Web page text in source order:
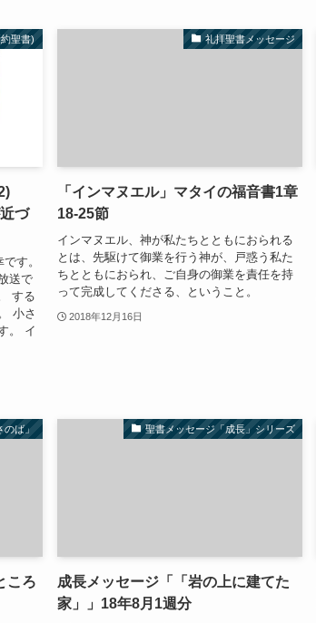
聖書)
づ
す。
送で
する
小さ
。 イ
礼拝聖書メッセージ
「インマヌエル」マタイの福音書1章
18-25節
インマヌエル、神が私たちとともにおられる
とは、先駆けて御業を行う神が、戸惑う私た
ちとともにおられ、ご自身の御業を責任を持
って完成してくださる、ということ。
2018年12月16日
のば」
ころ
聖書メッセージ「成長」シリーズ
成長メッセージ「「岩の上に建てた
家」」18年8月1週分